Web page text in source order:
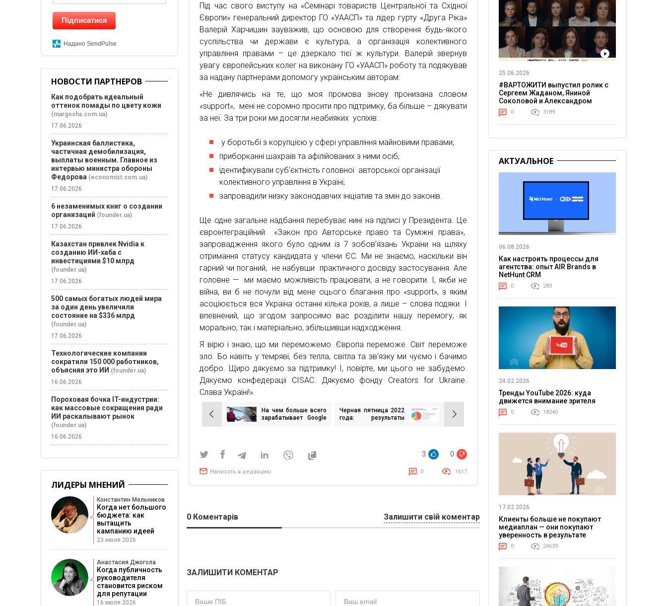
Під час свого виступу на «Семінарі товариств Центральної та Східної
Європи» генеральний директор ГО «УААСП» та лідер гурту «Друга Ріка»
Валерій Харчишин зауважив, що основою для створення будь-якого
суспільства чи держави є культура, а організація колективного
управління правами – це дзеркало тієї ж культури. Валерій звернув
увагу європейських колег на виконану ГО «УААСП» роботу та подякував
за надану партнерами допомогу українським авторам:
«Не дивлячись на те, що моя промова знову пронизана словом
«support», мені не соромно просити про підтримку, ба більше – дякувати
за неї. За три роки ми досягли неабияких успіхів:
у боротьбі з корупцією у сфері управління майновими правами;
приборканні шахраїв та афілійованих з ними осіб;
ідентифікували суб’єктність головної авторської організації
колективного управління в Україні;
запровадили низку законодавчих ініціатив та змін до законів.
Ще одне загальне надбання перебуває нині на підписі у Президента. Це
євроінтеграційний «Закон про Авторське право та Суміжні права»,
запровадження якого було одним із 7 зобов’язань України на шляху
отримання статусу кандидата у члени ЄС. Ми не знаємо, наскільки він
гарний чи поганий, не набувши практичного досвіду застосування. Але
головне — ми маємо можливість працювати, а не говорити. І, якби не
війна, ви б не почули від мене оцього благання про «support», з яким
асоціюється вся Україна останні кілька років, а лише – слова подяки. І
впевнений, що згодом запросимо вас розділити нашу перемогу, як
морально, так і матеріально, збільшивши надходження.
Я вірю і знаю, що ми переможемо. Європа переможе. Світ переможе
зло. Бо навіть у темряві, без тепла, світла та зв’язку ми чуємо і бачимо
добро. Щиро дякуємо за підтримку! І, повірте, ми цього не забудемо.
Дякуємо конфедерації CISAC. Дякуємо фонду Creators for Ukraine.
Слава Україні!».
Навигация
по
На чем больше всего
зарабатывает Google
Черная пятница 2022
года: результаты
3 0
Написать в редакцию 0 1617
0 Коментарів Залишити свій коментар
ЗАЛИШИТИ КОМЕНТАР
Підписатися
Надано SendPulse
НОВОСТИ ПАРТНЕРОВ
Как подобрать идеальный
оттенок помады по цвету кожи
(margosha.com.ua)
17.06.2026
Украинская баллистика,
частичная демобилизация,
выплаты военным. Главное из
интервью министра обороны
Федорова (economist.com.ua)
17.06.2026
6 незаменимых книг о создании
организаций (founder.ua)
17.06.2026
Казахстан привлек Nvidia к
созданию ИИ-хаба с
инвестициями $10 млрд
(founder.ua)
17.06.2026
500 самых богатых людей мира
за один день увеличили
состояние на $336 млрд
(founder.ua)
17.06.2026
Технологические компании
сократили 150 000 работников,
объясняя это ИИ (founder.ua)
16.06.2026
Пороховая бочка IT-индустрии:
как массовые сокращения ради
ИИ раскалывают рынок
(founder.ua)
16.06.2026
ЛИДЕРЫ МНЕНИЙ
Константин Мельников
Когда нет большого
бюджета: как
вытащить
кампанию идеей
23 июля 2026
Анастасия Джогола
Когда публичность
руководителя
становится риском
для репутации
16 июля 2026
25.06.2026
#ВАРТОЖИТИ выпустил ролик с
Сергеем Жаданом, Яниной
Соколовой и Александром
Тереном о жизни в постоянном
напряжении
0 3189
АКТУАЛЬНОЕ
06.08.2026
Как настроить процессы для
агентства: опыт AIR Brands в
NetHunt CRM
0 283
24.02.2026
Тренды YouTube 2026: куда
движется внимание зрителя
0 18240
17.02.2026
Клиенты больше не покупают
медиаплан — они покупают
уверенность в результате
0 24639